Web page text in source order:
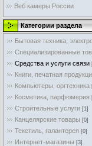
Веб камеры России
Категории раздела
Бытовая техника,
Специализированные
Средства и услуги связи
Книги, печатная
Компьютеры, оргтехника
Косметика, парфюмерия
Строительные услуги [1]
Канцелярские товары [0]
Текстиль, галантерея [0]
Интернет-магазины [3]